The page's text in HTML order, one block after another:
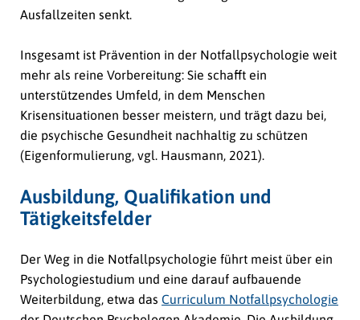
Ausfallzeiten senkt.
Insgesamt ist Prävention in der Notfallpsychologie weit
mehr als reine Vorbereitung: Sie schafft ein
unterstützendes Umfeld, in dem Menschen
Krisensituationen besser meistern, und trägt dazu bei,
die psychische Gesundheit nachhaltig zu schützen
(Eigenformulierung, vgl. Hausmann, 2021).
Ausbildung, Qualifikation und
Tätigkeitsfelder
Der Weg in die Notfallpsychologie führt meist über ein
Psychologiestudium und eine darauf aufbauende
Weiterbildung, etwa das Curriculum Notfallpsychologie